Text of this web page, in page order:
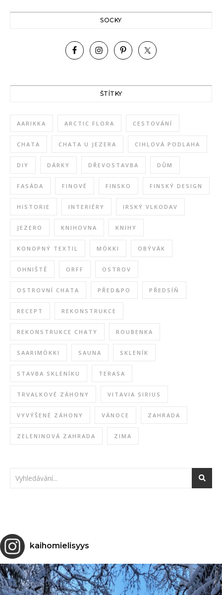
SOCKY
ŠTÍTKY
AARIKKA ARCTIC FLORA CESTOVÁNÍ
CHATA CHATA U JEZERA CIHLOVÁ PODLAHA
DIY DÁRKY DŘEVOSTAVBA DŮM
FASÁDA FINOVÉ FINSKO FINSKÝ DESIGN
HISTORIE INTERIÉRY IRSKÝ VLKODAV
JEZERO KNIHOVNA KNIHY
KONOPNÝ TEXTIL MÖKKI OBÝVÁK
OHNIŠTĚ ORFF OSTROV
OSTROVNÍ CHATA PŘED&PO PŘEDSÍŇ
RECEPT REKONSTRUKCE
REKONSTRUKCE CHATY ROUBENKA
SAARIMÖKKI SAUNA SKLENÍK
STAVBA SKLENÍKU TERASA
TRVALKOVÉ ZÁHONY VITAVIA SIRIUS
VYVÝŠENÉ ZÁHONY VÁNOCE ZAHRADA
ZELENINOVÁ ZAHRADA ZIMA
kaihomielisyys